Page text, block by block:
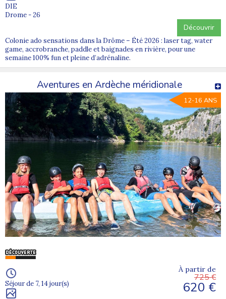
DIE
Drome - 26
Découvrir
Colonie ado sensations dans la Drôme – Été 2026 : laser tag, water
game, accrobranche, paddle et baignades en rivière, pour une
semaine 100% fun et pleine d’adrénaline.
Aventures en Ardèche méridionale
12-16 ANS
Séjour de 7, 14 jour(s)
À partir de
725 €
620 €